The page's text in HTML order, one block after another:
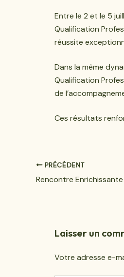
Entre le 2 et le 5
Qualification
réussite
Dans la même
Qualification
de
Ces résultats
PRÉCÉDENT
Laisser un
Votre adresse e-